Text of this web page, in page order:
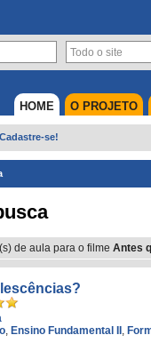
O PROJETO
HOME
se!
de aula para o filme Antes
, Ensino Fundamental II ,